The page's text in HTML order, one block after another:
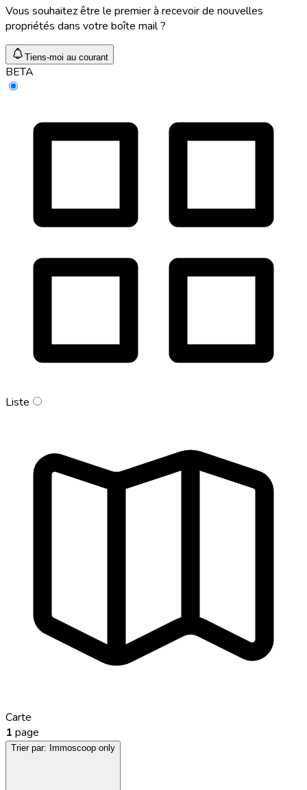
Vous souhaitez être le premier à recevoir de nouvelles
propriétés dans votre boîte mail ?
Tiens-moi au courant
BETA
Liste
Carte
1 page
Trier par: Immoscoop only